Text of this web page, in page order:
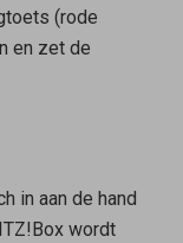
(rode
en zet de
in aan de hand
wordt